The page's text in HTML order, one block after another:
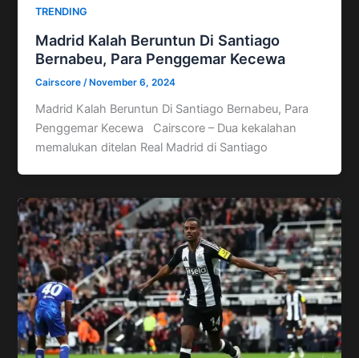
TRENDING
Madrid Kalah Beruntun Di Santiago
Bernabeu, Para Penggemar Kecewa
Cairscore/ November 6, 2024
Madrid Kalah Beruntun Di Santiago Bernabeu, Para
Penggemar Kecewa Cairscore – Dua kekalahan
memalukan ditelan Real Madrid di Santiago